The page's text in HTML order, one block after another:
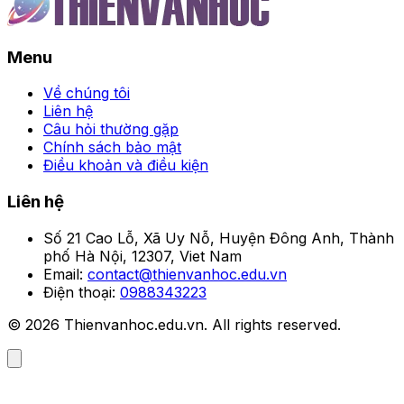
Menu
Về chúng tôi
Liên hệ
Câu hỏi thường gặp
Chính sách bảo mật
Điều khoản và điều kiện
Liên hệ
Số 21 Cao Lỗ, Xã Uy Nỗ, Huyện Đông Anh, Thành
phố Hà Nội, 12307, Viet Nam
Email: contact@thienvanhoc.edu.vn
Điện thoại: 0988343223
© 2026 Thienvanhoc.edu.vn. All rights reserved.